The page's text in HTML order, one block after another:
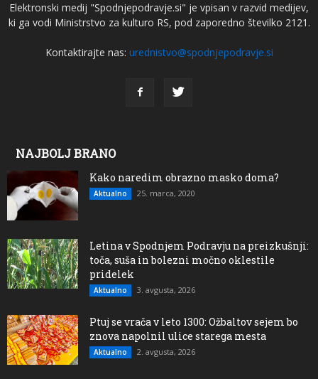
Elektronski medij "Spodnjepodravje.si" je vpisan v razvid medijev,
ki ga vodi Ministrstvo za kulturo RS, pod zaporedno številko 2121.
Kontaktirajte nas: urednistvo@spodnjepodravje.si
NAJBOLJ BRANO
Kako naredim obrazno masko doma?
Aktualno 25. marca, 2020
Letina v Spodnjem Podravju na preizkušnji:
toča, suša in bolezni močno oklestile
pridelek
Aktualno 3. avgusta, 2026
Ptuj se vrača v leto 1300: Ožbaltov sejem bo
znova napolnil ulice starega mesta
Aktualno 2. avgusta, 2026